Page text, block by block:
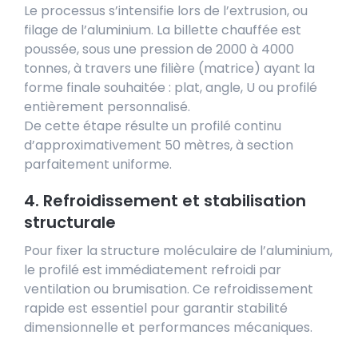
Le processus s’intensifie lors de l’extrusion, ou
filage de l’aluminium. La billette chauffée est
poussée, sous une pression de 2000 à 4000
tonnes, à travers une filière (matrice) ayant la
forme finale souhaitée : plat, angle, U ou profilé
entièrement personnalisé.
De cette étape résulte un profilé continu
d’approximativement 50 mètres, à section
parfaitement uniforme.
4. Refroidissement et stabilisation
structurale
Pour fixer la structure moléculaire de l’aluminium,
le profilé est immédiatement refroidi par
ventilation ou brumisation. Ce refroidissement
rapide est essentiel pour garantir stabilité
dimensionnelle et performances mécaniques.